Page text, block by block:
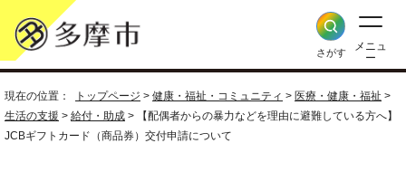
さがす
メニュ
ー
現在の位置： トップページ > 健康・福祉・コミュニティ > 医療・健康・福祉 >
生活の支援 > 給付・助成 > 【配偶者からの暴力などを理由に避難している方へ】
JCBギフトカード（商品券）交付申請について